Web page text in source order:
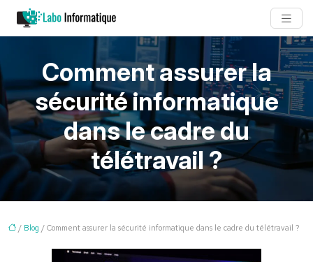
Comment assurer la
sécurité informatique
dans le cadre du
télétravail ?
/ Blog / Comment assurer la sécurité informatique dans le cadre du télétravail ?